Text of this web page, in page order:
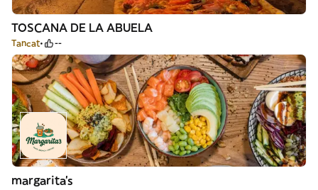
TOSCANA DE LA ABUELA
Tancat --
margarita's